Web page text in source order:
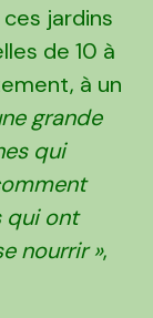
jardins
de 10 à
à un
grande
qui
qui ont
nourrir »,